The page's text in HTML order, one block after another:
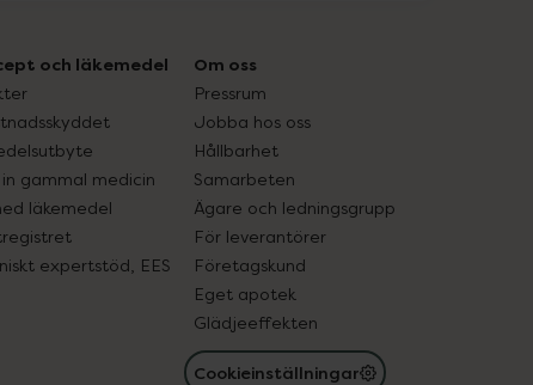
och läkemedel
gammal medicin
läkemedel
expertstöd, EES
Om oss
Pressrum
Jobba hos oss
Hållbarhet
Samarbeten
Ägare och ledningsgrupp
För leverantörer
Företagskund
Eget apotek
Glädjeeffekten
Cookieinställningar